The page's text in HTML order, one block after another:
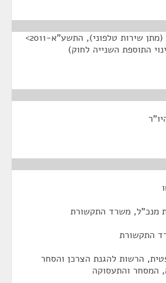
התוספת השנייה לחוק)
מנכ"ל, משרד התקשורת
התקשורת
הרשות להגנת הצרכן והסחר
המסחר והתעסוקה